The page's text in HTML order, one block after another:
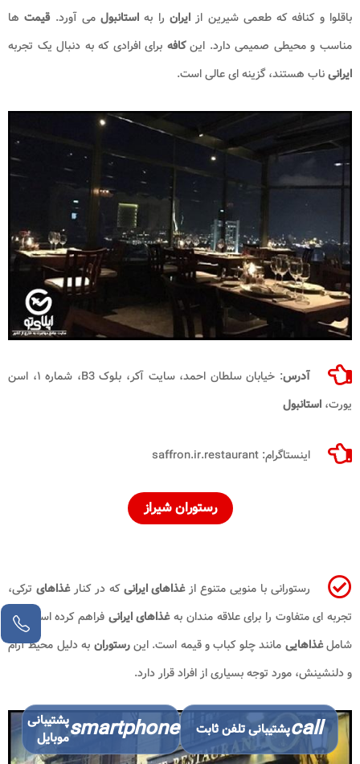
باقلوا و کنافه که طعمی شیرین از ایران را به استانبولمی آورد.قیمت ها
مناسب و محیطی صمیمی دارد. اینکافه برای افرادی که به دنبال یک تجربه
ایرانیناب هستند، گزینه ای عالی است.
آدرس
: خیابان سلطان احمد، سایت آکر، بلوک B3، شماره ۱، اسن
یورت، استانبول
اینستاگرام: saffron.ir.restaurant
رستوران شیراز
رستورانی با منویی متنوع ازغذاهای ایرانیکه در کنارغذاهای ترکی،
تجربه ای متفاوت را برای علاقه مندان بهغذاهای ایرانی فراهم کرده است. منو
شاملغذاهایی مانند چلو کباب و قیمه است. اینرستوران به دلیل محیط آرام
و دلنشینش، مورد توجه بسیاری از افراد قرار دارد.
callپشتیبانی تلفن ثابت smartphoneپشتیبانی
موبایل